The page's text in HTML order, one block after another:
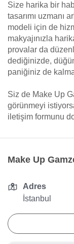
Size harika bir
tasarımı uzmanı
modeli için de
makyajınızla
provalar da
dediğinizde,
paniğiniz de
Siz de Make Up
görünmeyi
iletişim formunu
Make Up
Adres
İstanbul